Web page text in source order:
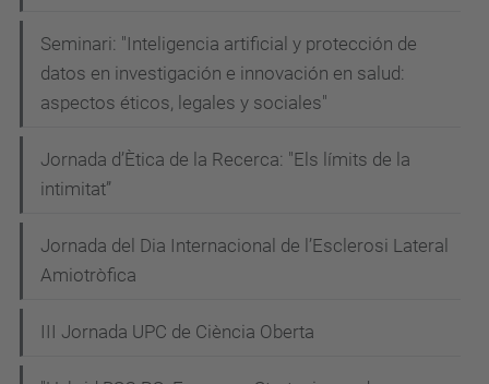
Seminari: "Inteligencia artificial y protección de
datos en investigación e innovación en salud:
aspectos éticos, legales y sociales"
Jornada d’Ètica de la Recerca: "Els límits de la
intimitat”
Jornada del Dia Internacional de l’Esclerosi Lateral
Amiotròfica
III Jornada UPC de Ciència Oberta